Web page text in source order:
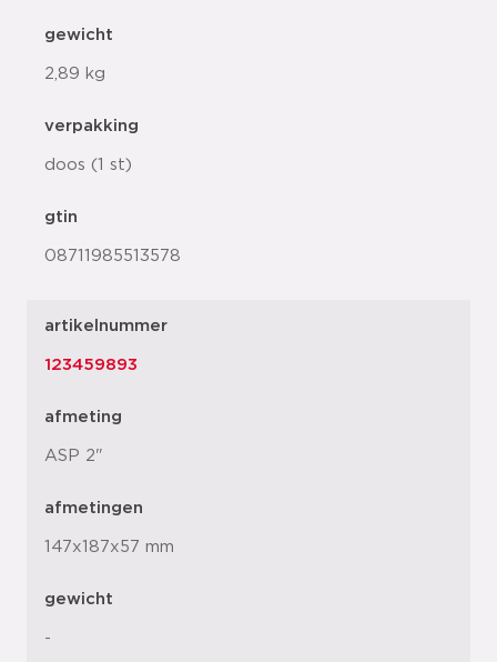
gewicht
2,89 kg
verpakking
doos (1 st)
gtin
08711985513578
artikelnummer
123459893
afmeting
ASP 2"
afmetingen
147x187x57 mm
gewicht
-